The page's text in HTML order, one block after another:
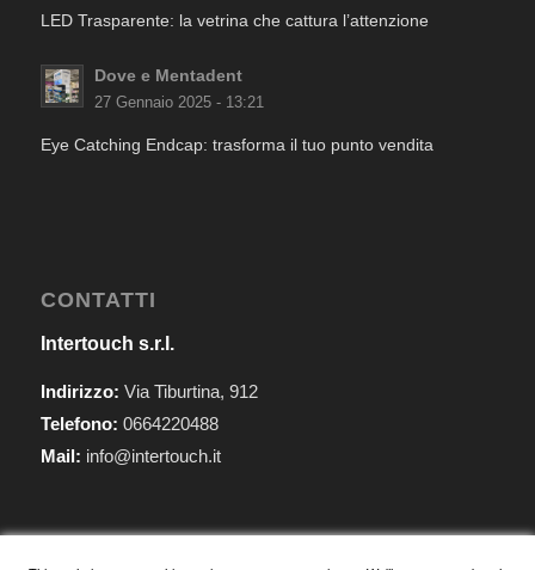
LED Trasparente: la vetrina che cattura l’attenzione
Dove e Mentadent
27 Gennaio 2025 - 13:21
Eye Catching Endcap: trasforma il tuo punto vendita
CONTATTI
Intertouch s.r.l.
Indirizzo: Via Tiburtina, 912
Telefono: 0664220488
Mail: info@intertouch.it